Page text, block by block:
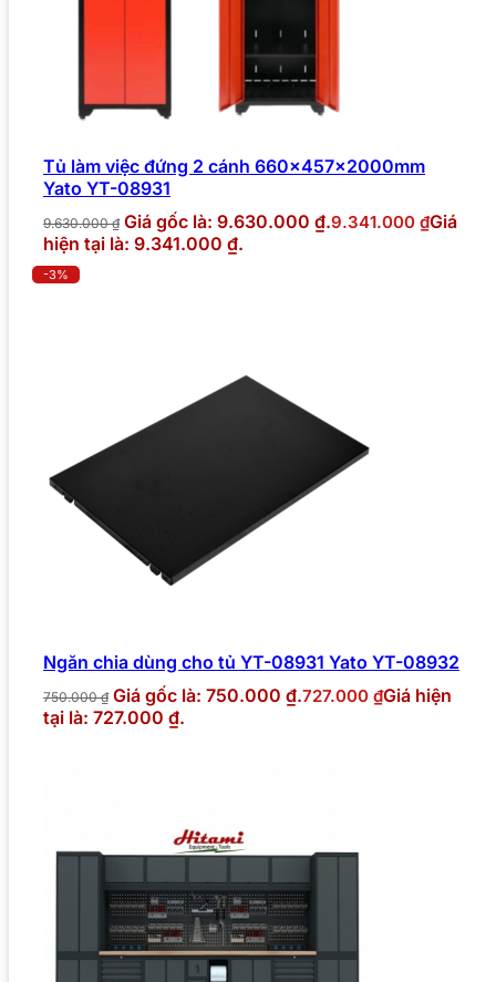
Tủ làm việc đứng 2 cánh 660x457x2000mm
Yato YT-08931
9.630.000₫ Giá gốc là: 9.630.000 ₫.9.341.000 ₫Giá
hiện tại là: 9.341.000 ₫.
-3%
Ngăn chia dùng cho tủ YT-08931 Yato YT-08932
750.000₫ Giá gốc là: 750.000 ₫.727.000 ₫Giá hiện
tại là: 727.000 ₫.